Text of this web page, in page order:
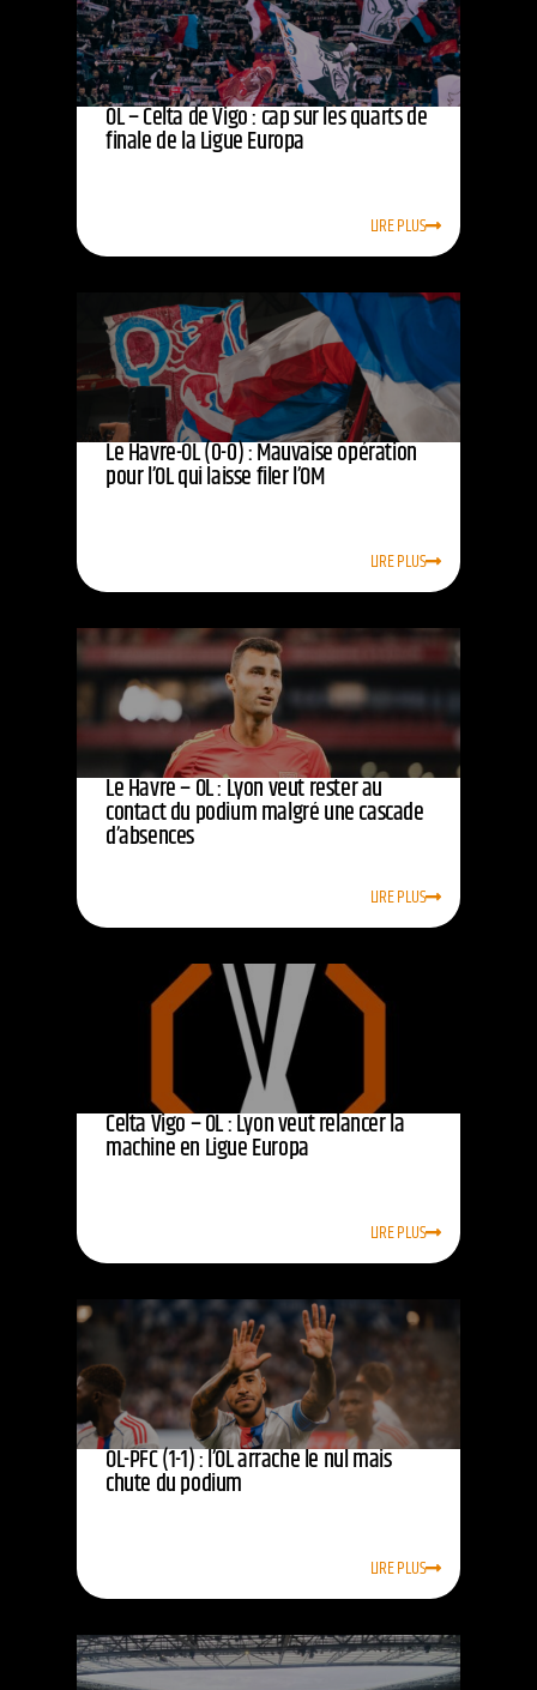
OL – Celta de Vigo : cap sur les quarts de
finale de la Ligue Europa
LIRE PLUS
Le Havre-OL (0-0) : Mauvaise opération
pour l’OL qui laisse filer l’OM
LIRE PLUS
Le Havre – OL : Lyon veut rester au
contact du podium malgré une cascade
d’absences
LIRE PLUS
Celta Vigo – OL : Lyon veut relancer la
machine en Ligue Europa
LIRE PLUS
OL-PFC (1-1) : l’OL arrache le nul mais
chute du podium
LIRE PLUS